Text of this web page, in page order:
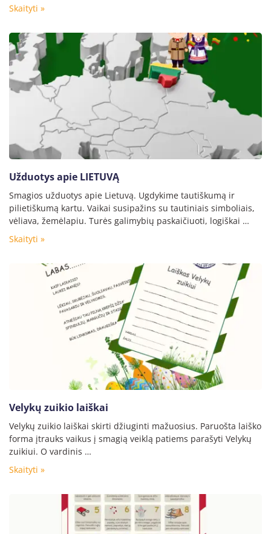
Skaityti »
Užduotys apie LIETUVĄ
Smagios užduotys apie Lietuvą. Ugdykime tautiškumą ir
pilietiškumą kartu. Vaikai susipažins su tautiniais simboliais,
vėliava, žemėlapiu. Turės galimybių paskaičiuoti, logiškai …
Skaityti »
Velykų zuikio laiškai
Velykų zuikio laiškai skirti džiuginti mažuosius. Paruošta laiško
forma įtrauks vaikus į smagią veiklą patiems parašyti Velykų
zuikiui. O vardinis …
Skaityti »